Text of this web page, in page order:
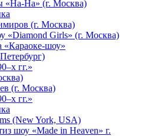
«На-На» (г. Москва)
(г. Москва)
«Diamond Girls» (г. Москва)
«Караоке-шоу»
гг.»
(г. Москва)
гг.»
(New York, USA)
шоу «Made in Heaven» г.